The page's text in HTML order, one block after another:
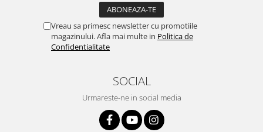
Vreau sa primesc newsletter cu promotiile
magazinului. Afla mai multe in Politica de
Confidentialitate
SOCIAL
Urmareste-ne in social media